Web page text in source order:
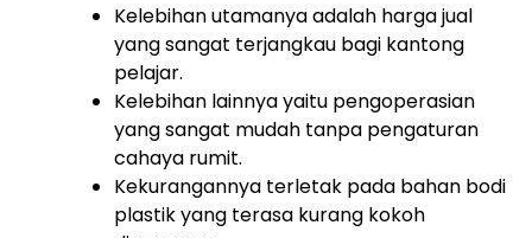
Kelebihan utamanya adalah harga jual
yang sangat terjangkau bagi kantong
pelajar.
Kelebihan lainnya yaitu pengoperasian
yang sangat mudah tanpa pengaturan
cahaya rumit.
Kekurangannya terletak pada bahan bodi
plastik yang terasa kurang kokoh